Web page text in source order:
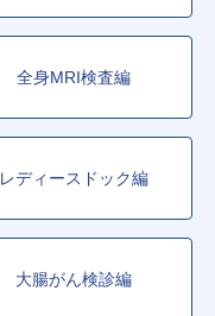
全身MRI検査編
レディースドック編
大腸がん検診編